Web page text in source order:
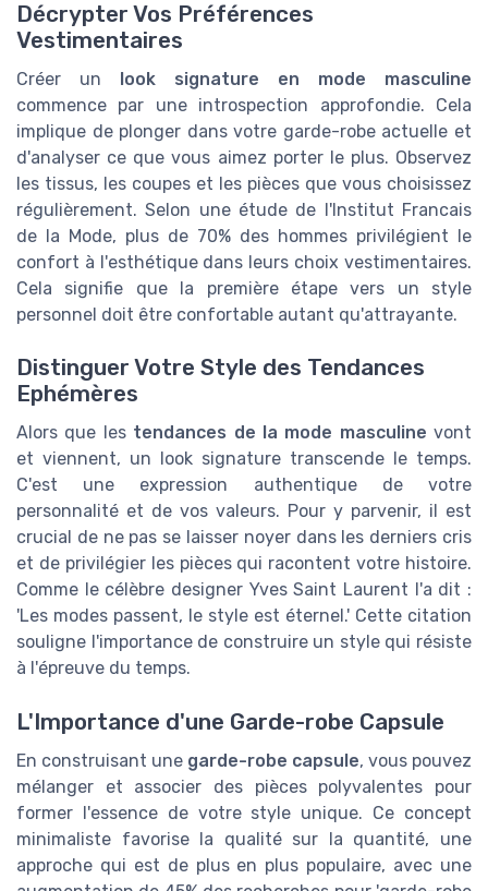
Décrypter Vos Préférences
Vestimentaires
Créer un look signature en mode masculine
commence par une introspection approfondie. Cela
implique de plonger dans votre garde-robe actuelle et
d'analyser ce que vous aimez porter le plus. Observez
les tissus, les coupes et les pièces que vous choisissez
régulièrement. Selon une étude de l'Institut Francais
de la Mode, plus de 70% des hommes privilégient le
confort à l'esthétique dans leurs choix vestimentaires.
Cela signifie que la première étape vers un style
personnel doit être confortable autant qu'attrayante.
Distinguer Votre Style des Tendances
Ephémères
Alors que les tendances de la mode masculine vont
et viennent, un look signature transcende le temps.
C'est une expression authentique de votre
personnalité et de vos valeurs. Pour y parvenir, il est
crucial de ne pas se laisser noyer dans les derniers cris
et de privilégier les pièces qui racontent votre histoire.
Comme le célèbre designer Yves Saint Laurent l'a dit :
'Les modes passent, le style est éternel.' Cette citation
souligne l'importance de construire un style qui résiste
à l'épreuve du temps.
L'Importance d'une Garde-robe Capsule
En construisant une garde-robe capsule, vous pouvez
mélanger et associer des pièces polyvalentes pour
former l'essence de votre style unique. Ce concept
minimaliste favorise la qualité sur la quantité, une
approche qui est de plus en plus populaire, avec une